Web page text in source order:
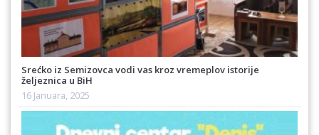
Srećko iz Semizovca vodi vas kroz vremeplov istorije
željeznica u BiH
16 Januara, 2025